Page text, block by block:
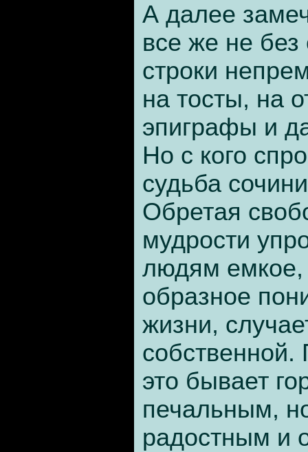
А далее
все же не без
строки
на тосты, на
эпиграфы и
Но с кого
судьба
Обретая
мудрости
людям емкое,
образное
жизни,
это бывает
печальным,
радостным и